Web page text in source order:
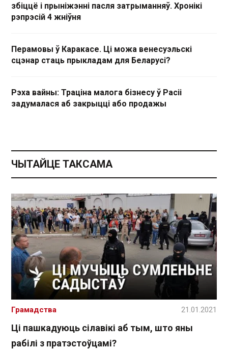
збіццё і прыніжэнні пасля затрыманняў. Хронікі
рэпрэсій 4 жніўня
Перамовы ў Каракасе. Ці можа венесуэльскі
сцэнар стаць прыкладам для Беларусі?
Рэха вайны: Траціна малога бізнесу ў Расіі
задумалася аб закрыцці або продажы
ЧЫТАЙЦЕ ТАКСАМА
Ці пашкадуюць сілавікі аб тым, што яны
рабілі з пратэстоўцамі?
Грамадства 21.01.2021